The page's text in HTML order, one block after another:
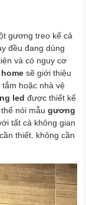
gương treo kể cả
đều đang dùng
và có nguy cơ
sẽ giới thiệu
hoặc nhà vệ
led được thiết kế
nói mẫu gương
tất cả không gian
thiết. không cần